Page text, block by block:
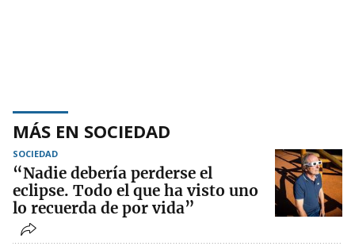
MÁS EN SOCIEDAD
SOCIEDAD
“Nadie debería perderse el
eclipse. Todo el que ha visto uno
lo recuerda de por vida”